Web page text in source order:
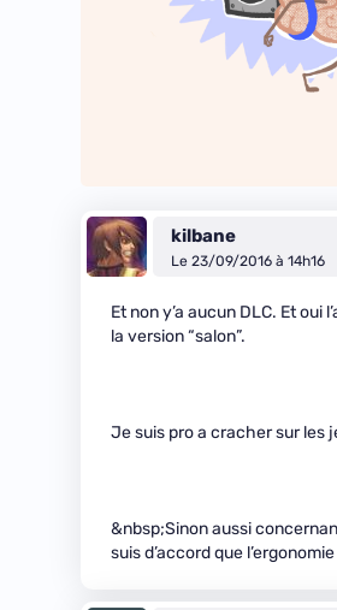
kilbane
Le 23/09/2016 à 14h16
Et non y’a aucun DLC. Et
la version “salon”.
Je suis pro a cracher sur les
&nbsp;Sinon aussi
suis d’accord que